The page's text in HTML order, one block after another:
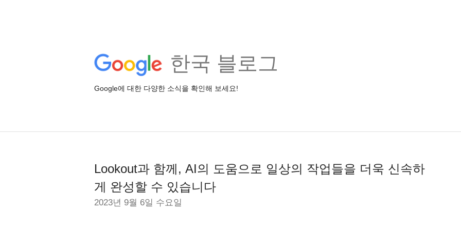
한국 블로그
Google에 대한 다양한 소식을 확인해 보세요!
Lookout과 함께, AI의 도움으로 일상의 작업들을 더욱 신속하
게 완성할 수 있습니다
2023년 9월 6일 수요일